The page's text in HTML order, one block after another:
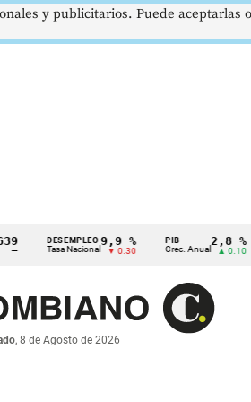
DESEMPLEO
Tasa Nacional
9,9 %
▼ 0.30
PIB
Crec. Anual
2,8 %
▲ 0.10
, 8 de Agosto de 2026
y publicitarios. Puede aceptarlas